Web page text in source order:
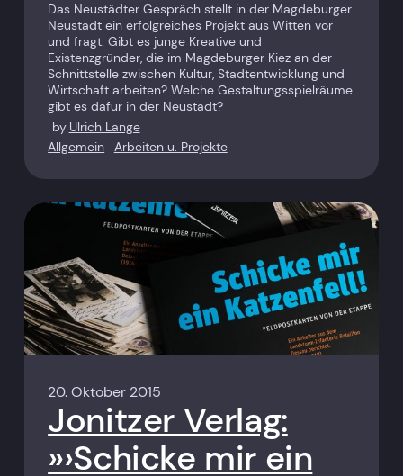
Das Neu­städter Gespräch stellt in der Magdeburger
Neustadt ein erfolg­reiches Projekt aus Witten vor
und fragt: Gibt es junge Kreative und
Existenzgründer, die im Magdeburger Kiez an der
Schnittstelle zwischen Kultur, Stadtentwicklung und
Wirtschaft arbeiten? Welche Gestaltungsspielräume
gibt es dafür in der Neustadt?
by Ulrich Lange
Allgemein
Arbeiten u. Projekte
20. Oktober 2015
Jonitzer Verlag:
»›Schicke mir ein